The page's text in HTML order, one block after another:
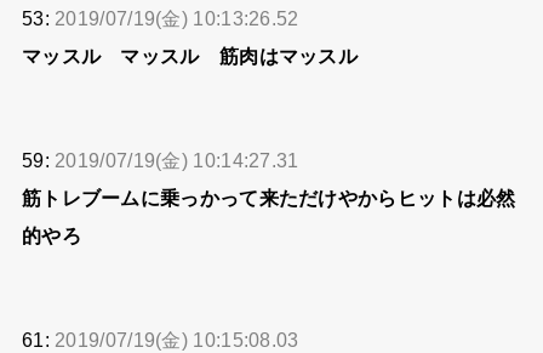
53: 2019/07/19(金) 10:13:26.52
マッスル マッスル 筋肉はマッスル
59: 2019/07/19(金) 10:14:27.31
筋トレブームに乗っかって来ただけやからヒットは必然
的やろ
61: 2019/07/19(金) 10:15:08.03